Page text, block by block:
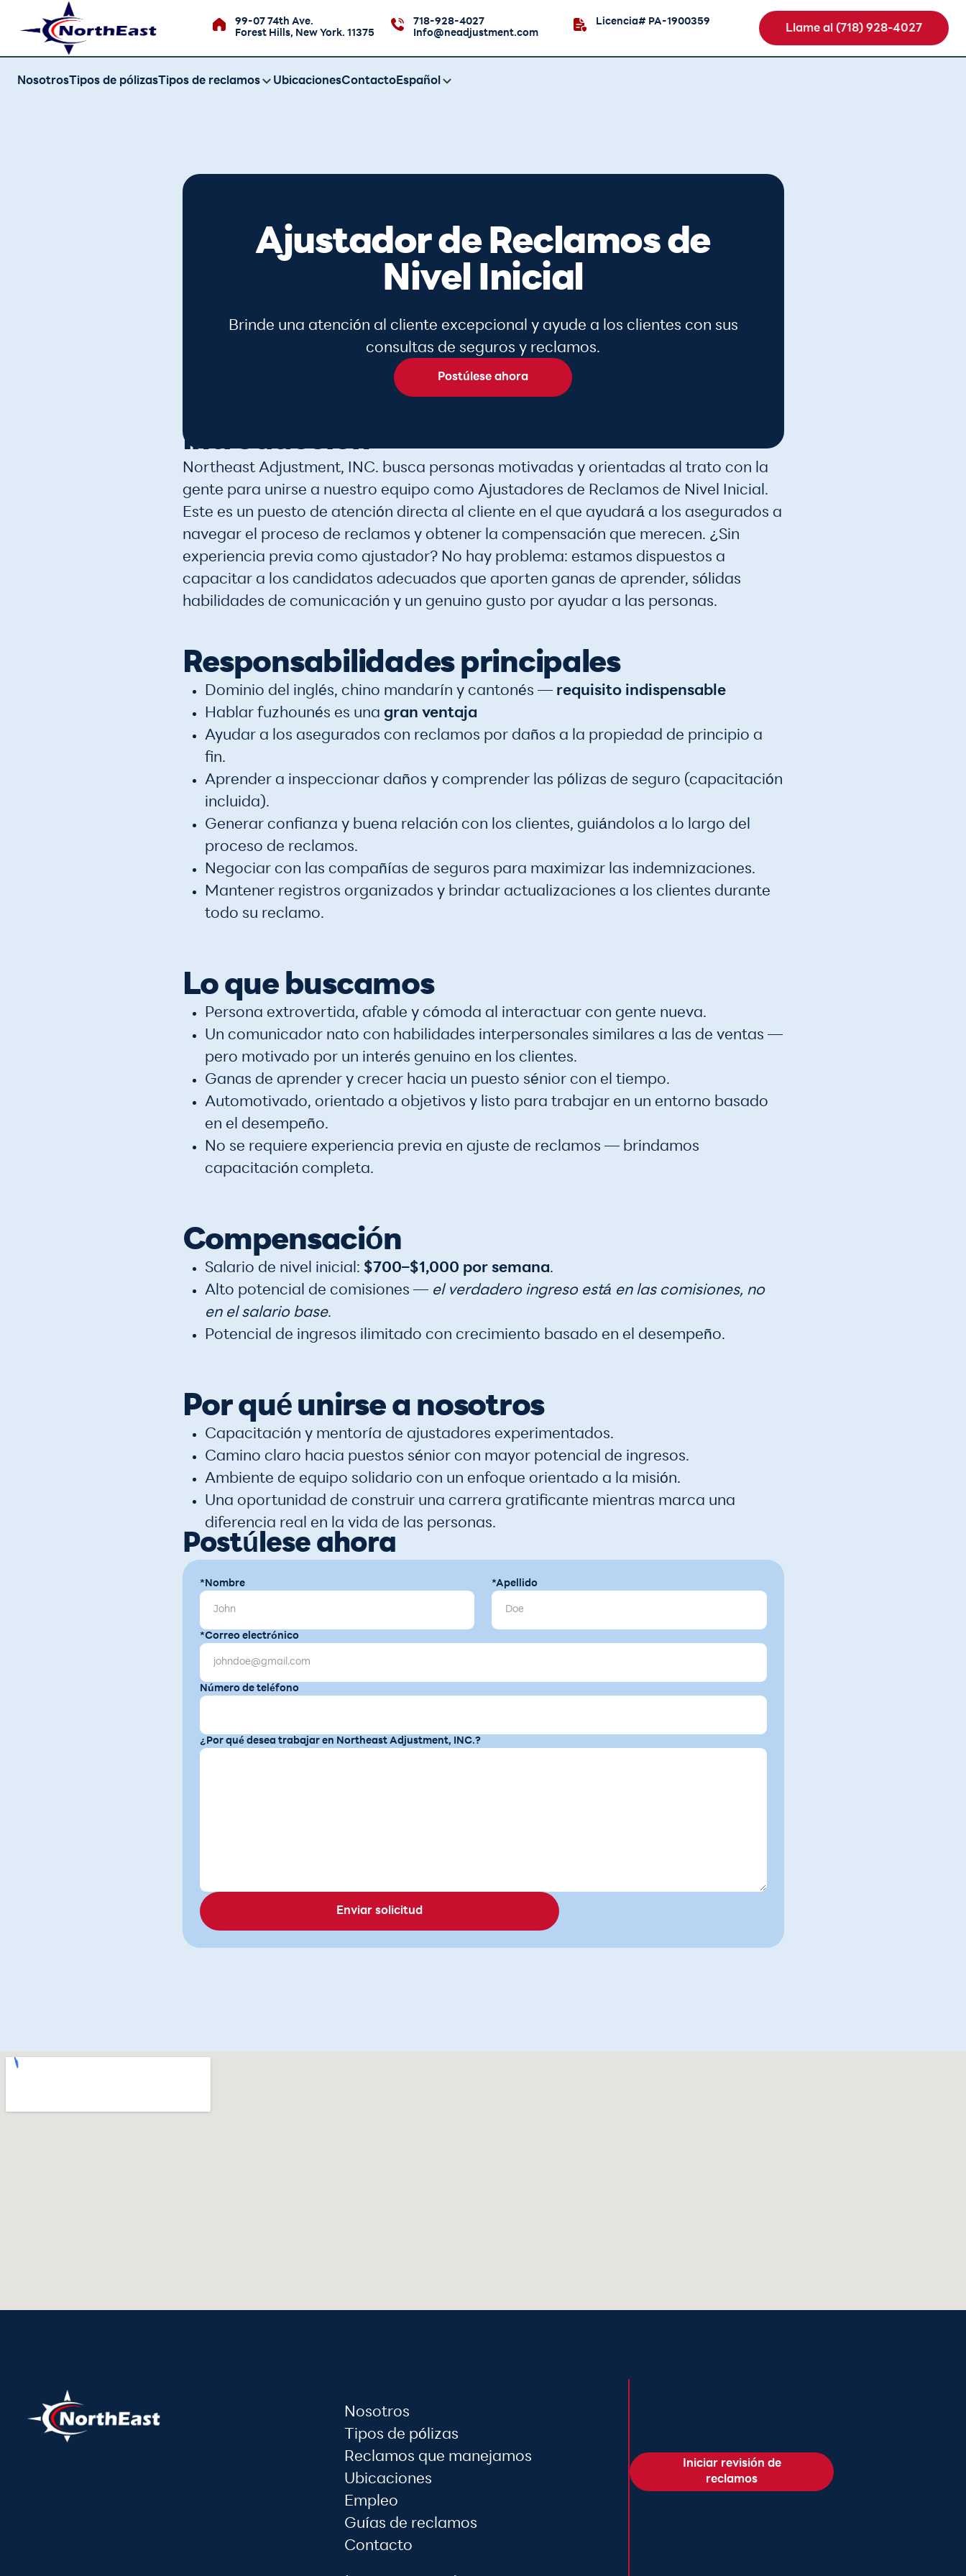
99-07 74th Ave.
Forest Hills, New York. 11375
718-928-4027
Info@neadjustment.com
Licencia# PA-1900359
Llame al (718) 928-4027
Nosotros Tipos de pólizas Tipos de reclamos UbicacionesContactoEspañol
Ajustador de Reclamos de
Nivel Inicial
Brinde una atención al cliente excepcional y ayude a los clientes con sus
consultas de seguros y reclamos.
Postúlese ahora
Introducción
Northeast Adjustment, INC. busca personas motivadas y orientadas al trato con la
gente para unirse a nuestro equipo como Ajustadores de Reclamos de Nivel Inicial.
Este es un puesto de atención directa al cliente en el que ayudará a los asegurados a
navegar el proceso de reclamos y obtener la compensación que merecen. ¿Sin
experiencia previa como ajustador? No hay problema: estamos dispuestos a
capacitar a los candidatos adecuados que aporten ganas de aprender, sólidas
habilidades de comunicación y un genuino gusto por ayudar a las personas.
Responsabilidades principales
Dominio del inglés, chino mandarín y cantonés — requisito indispensable
Hablar fuzhounés es una gran ventaja
Ayudar a los asegurados con reclamos por daños a la propiedad de principio a
fin.
Aprender a inspeccionar daños y comprender las pólizas de seguro (capacitación
incluida).
Generar confianza y buena relación con los clientes, guiándolos a lo largo del
proceso de reclamos.
Negociar con las compañías de seguros para maximizar las indemnizaciones.
Mantener registros organizados y brindar actualizaciones a los clientes durante
todo su reclamo.
Lo que buscamos
Persona extrovertida, afable y cómoda al interactuar con gente nueva.
Un comunicador nato con habilidades interpersonales similares a las de ventas —
pero motivado por un interés genuino en los clientes.
Ganas de aprender y crecer hacia un puesto sénior con el tiempo.
Automotivado, orientado a objetivos y listo para trabajar en un entorno basado
en el desempeño.
No se requiere experiencia previa en ajuste de reclamos — brindamos
capacitación completa.
Compensación
Salario de nivel inicial: $700–$1,000 por semana.
Alto potencial de comisiones — el verdadero ingreso está en las comisiones, no
en el salario base.
Potencial de ingresos ilimitado con crecimiento basado en el desempeño.
Por qué unirse a nosotros
Capacitación y mentoría de ajustadores experimentados.
Camino claro hacia puestos sénior con mayor potencial de ingresos.
Ambiente de equipo solidario con un enfoque orientado a la misión.
Una oportunidad de construir una carrera gratificante mientras marca una
diferencia real en la vida de las personas.
Postúlese ahora
*Nombre *Apellido
*Correo electrónico
Número de teléfono
¿Por qué desea trabajar en Northeast Adjustment, INC.?
Nosotros
Tipos de pólizas
Reclamos que manejamos
Ubicaciones
Empleo
Guías de reclamos
Contacto
Iniciar revisión de
reclamos